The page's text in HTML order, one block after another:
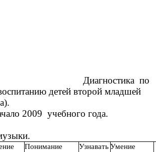
по
детей второй младшей
2009 учебного года.
Понимание
Узнавать Умение